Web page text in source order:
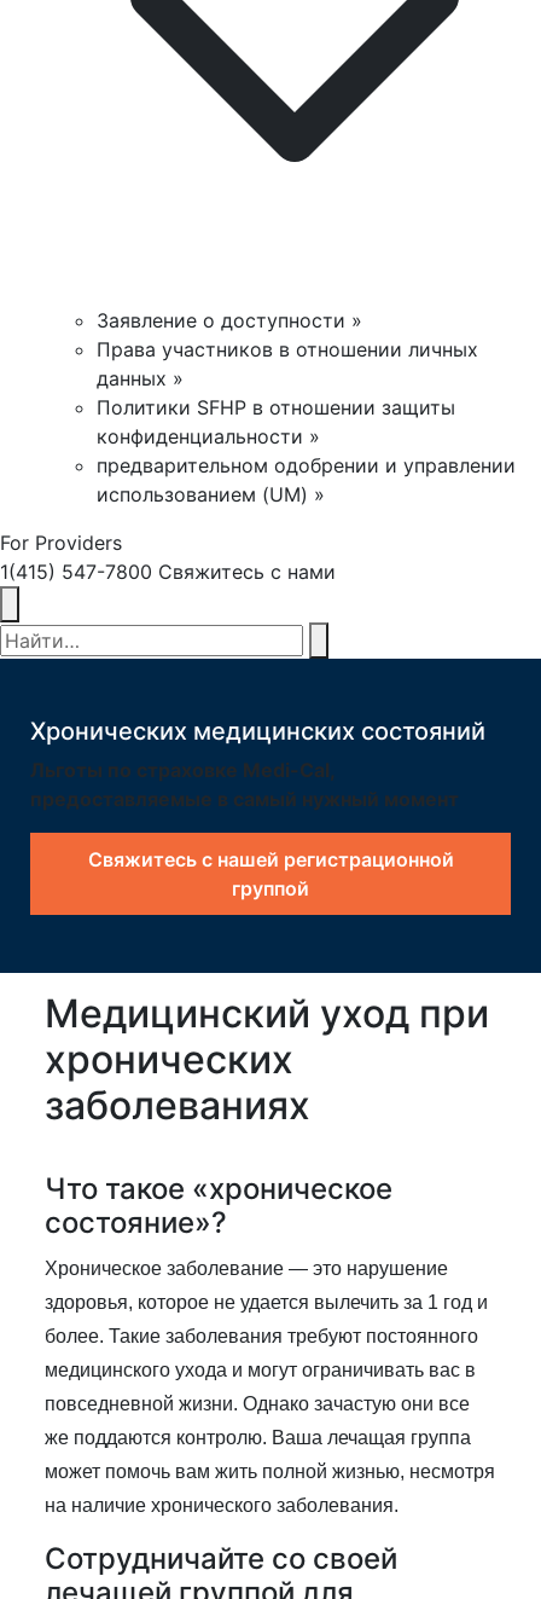
Заявление о доступности »
Права участников в отношении личных
данных »
Политики SFHP в отношении защиты
конфиденциальности »
предварительном одобрении и управлении
использованием (UM) »
For Providers
1(415) 547-7800 Свяжитесь с нами
Xронических медицинских состояний
Льготы по страховке Medi-Cal,
предоставляемые в самый нужный момент
Свяжитесь с нашей регистрационной
группой
Медицинский уход при
хронических
заболеваниях
Что такое «хроническое
состояние»?
Хроническое заболевание — это нарушение
здоровья, которое не удается вылечить за 1 год и
более. Такие заболевания требуют постоянного
медицинского ухода и могут ограничивать вас в
повседневной жизни. Однако зачастую они все
же поддаются контролю. Ваша лечащая группа
может помочь вам жить полной жизнью, несмотря
на наличие хронического заболевания.
Сотрудничайте со своей
лечащей группой для